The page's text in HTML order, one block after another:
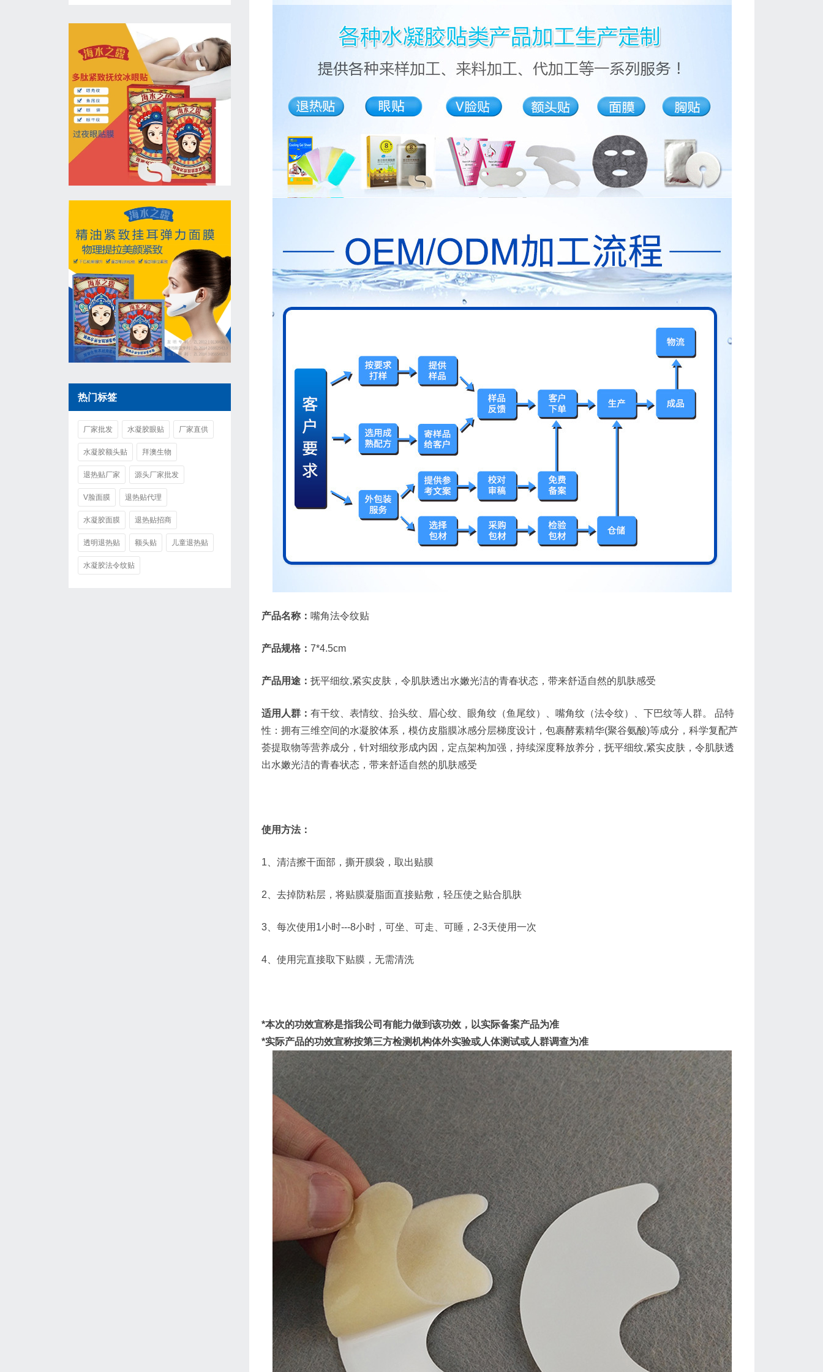
产品名称： 嘴角法令纹贴
产品规格： 7*4.5cm
产品用途： 抚平细纹,紧实皮肤，令肌肤透出水嫩光洁的青春状态，带来舒适自然的肌肤感受
适用人群： 有干纹、表情纹、抬头纹、眉心纹、眼角纹（鱼尾纹）、嘴角纹（法令纹）、下巴纹等人群。 品特
性：拥有三维空间的水凝胶体系，模仿皮脂膜冰感分层梯度设计，包裹酵素精华(聚谷氨酸)等成分，科学复配芦
荟提取物等营养成分，针对细纹形成内因，定点架构加强，持续深度释放养分，抚平细纹,紧实皮肤，令肌肤透
出水嫩光洁的青春状态，带来舒适自然的肌肤感受
使用方法：
1、清洁擦干面部，撕开膜袋，取出贴膜
2、去掉防粘层，将贴膜凝脂面直接贴敷，轻压使之贴合肌肤
3、每次使用1小时---8小时，可坐、可走、可睡，2-3天使用一次
4、使用完直接取下贴膜，无需清洗
*本次的功效宣称是指我公司有能力做到该功效，以实际备案产品为准
*实际产品的功效宣称按第三方检测机构体外实验或人体测试或人群调查为准
热门标签
厂家批发 水凝胶眼贴 厂家直供
水凝胶额头贴 拜澳生物
退热贴厂家 源头厂家批发
V脸面膜 退热贴代理
水凝胶面膜 退热贴招商
透明退热贴 额头贴 儿童退热贴
水凝胶法令纹贴